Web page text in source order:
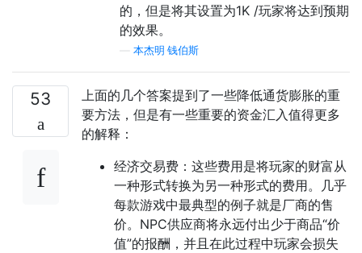
的，但是将其设置为1K /玩家将达到预期
的效果。
本杰明·钱伯斯
53
上面的几个答案提到了一些降低通货膨胀的重
要方法，但是有一些重要的资金汇入值得更多
的解释：
经济交易费：这些费用是将玩家的财富从
一种形式转换为另一种形式的费用。几乎
每款游戏中最典型的例子就是厂商的售
价。NPC供应商将永远付出少于商品“价
值”的报酬，并且在此过程中玩家会损失